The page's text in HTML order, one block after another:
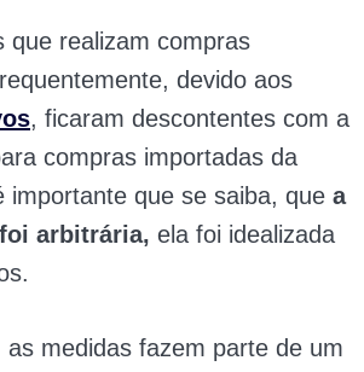
que realizam compras
devido aos
, ficaram descontentes com a
compras importadas da
importante que se saiba, que a
arbitrária, ela foi idealizada
as medidas fazem parte de um